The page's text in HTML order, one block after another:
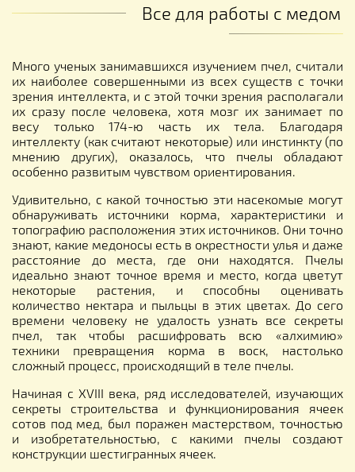
Все для работы с медом
Много ученых занимавшихся изучением пчел, считали
их наиболее совершенными из всех существ с точки
зрения интеллекта, и с этой точки зрения располагали
их сразу после человека, хотя мозг их занимает по
весу только 174-ю часть их тела. Благодаря
интеллекту (как считают некоторые) или инстинкту (по
мнению других), оказалось, что пчелы обладают
особенно развитым чувством ориентирования.
Удивительно, с какой точностью эти насекомые могут
обнаруживать источники корма, характеристики и
топографию расположения этих источников. Они точно
знают, какие медоносы есть в окрестности улья и даже
расстояние до места, где они находятся. Пчелы
идеально знают точное время и место, когда цветут
некоторые растения, и способны оценивать
количество нектара и пыльцы в этих цветах. До сего
времени человеку не удалость узнать все секреты
пчел, так чтобы расшифровать всю «алхимию»
техники превращения корма в воск, настолько
сложный процесс, происходящий в теле пчелы.
Начиная с XVIII века, ряд исследователей, изучающих
секреты строительства и функционирования ячеек
сотов под мед, был поражен мастерством, точностью
и изобретательностью, с какими пчелы создают
конструкции шестигранных ячеек.